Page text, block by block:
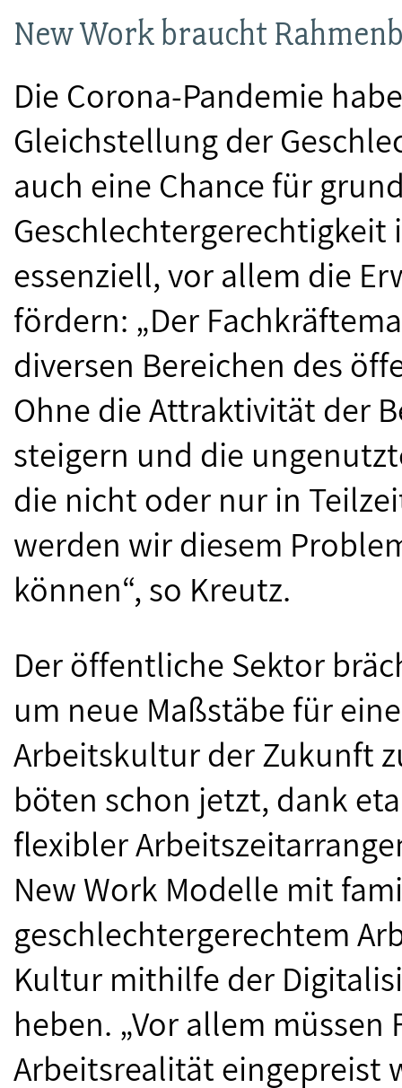
New Work braucht
Die Corona-Pandemie
Gleichstellung der
auch eine Chance für
Geschlechtergerechtigkeit
essenziell, vor allem die
fördern: „Der
diversen Bereichen des
Ohne die Attraktivität der
steigern und die
die nicht oder nur in
werden wir diesem
können“, so Kreutz.
Der öffentliche Sektor
um neue Maßstäbe für
Arbeitskultur der Zukunft
böten schon jetzt, dank
flexibler
New Work Modelle mit
geschlechtergerechtem
Kultur mithilfe der
heben. „Vor allem
Arbeitsrealität eingepreist